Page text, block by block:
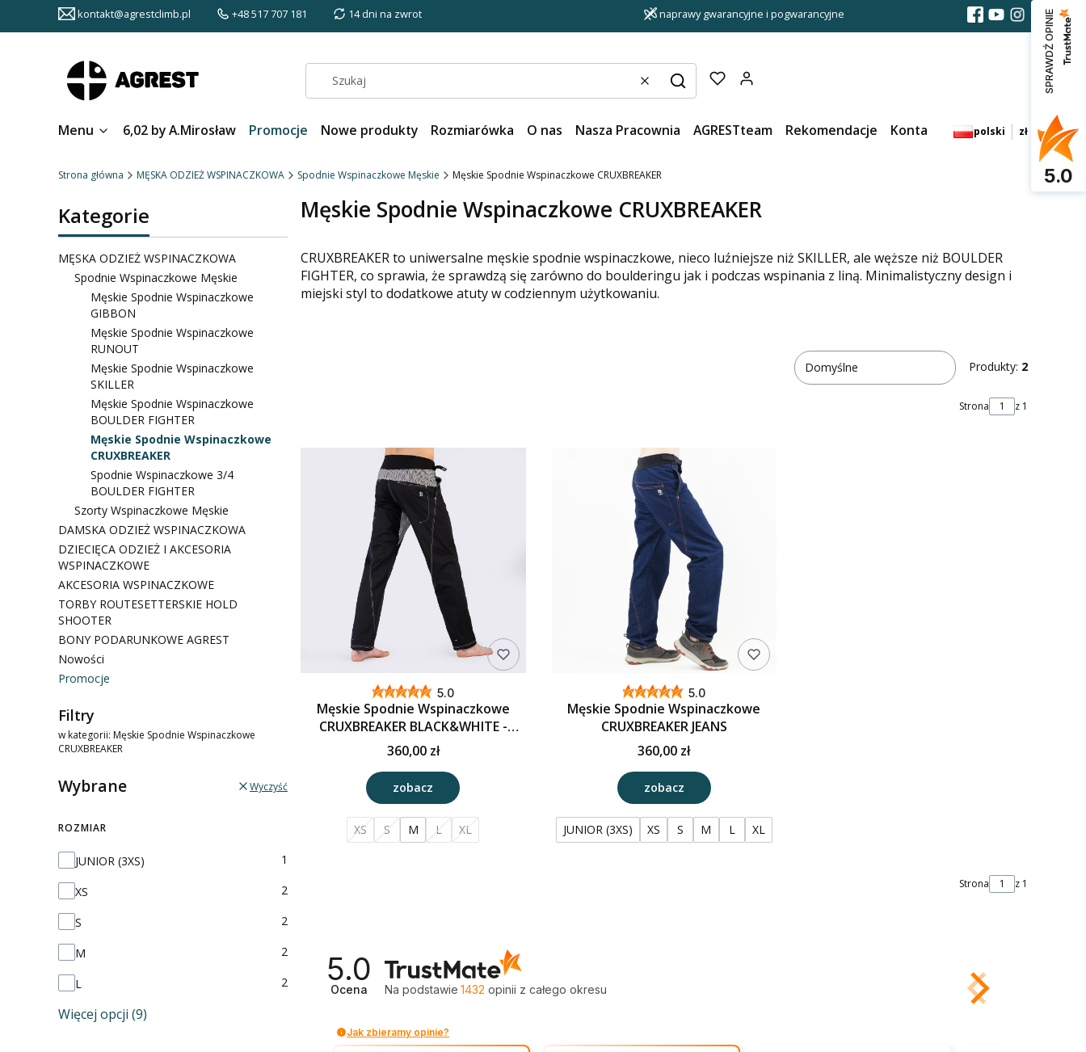
kontakt@agrestclimb.pl +48 517 707 181 14 dni na zwrot naprawy gwarancyjne i pogwarancyjne
WyczyśćSzukaj
Menu 6,02 by A.Mirosław Promocje Nowe produkty Rozmiarówka O nas Nasza Pracownia AGRESTteam Rekomendacje Kontakt polski zł
Strona główna MĘSKA ODZIEŻ WSPINACZKOWA Spodnie Wspinaczkowe Męskie Męskie Spodnie Wspinaczkowe CRUXBREAKER
Kategorie
MĘSKA ODZIEŻ WSPINACZKOWA
Spodnie Wspinaczkowe Męskie
Męskie Spodnie Wspinaczkowe
GIBBON
Męskie Spodnie Wspinaczkowe
RUNOUT
Męskie Spodnie Wspinaczkowe
SKILLER
Męskie Spodnie Wspinaczkowe
BOULDER FIGHTER
Męskie Spodnie Wspinaczkowe
CRUXBREAKER
Spodnie Wspinaczkowe 3/4
BOULDER FIGHTER
Szorty Wspinaczkowe Męskie
DAMSKA ODZIEŻ WSPINACZKOWA
DZIECIĘCA ODZIEŻ I AKCESORIA
WSPINACZKOWE
AKCESORIA WSPINACZKOWE
TORBY ROUTESETTERSKIE HOLD
SHOOTER
BONY PODARUNKOWE AGREST
Nowości
Promocje
Filtry
w kategorii: Męskie Spodnie Wspinaczkowe
CRUXBREAKER
Wybrane Wyczyść
ROZMIAR
Rozmiar
JUNIOR (3XS) 1
XS 2
S 2
M 2
L 2
Więcej opcji (9)
Męskie Spodnie Wspinaczkowe CRUXBREAKER
CRUXBREAKER to uniwersalne męskie spodnie wspinaczkowe, nieco luźniejsze niż SKILLER, ale węższe niż BOULDER
FIGHTER, co sprawia, że sprawdzą się zarówno do boulderingu jak i podczas wspinania z liną. Minimalistyczny design i
miejski styl to dodatkowe atuty w codziennym użytkowaniu.
Domyślne Produkty: 2
Strona z 1
5.0
Męskie Spodnie Wspinaczkowe
CRUXBREAKER BLACK&WHITE -
edycja limitowana
360,00 zł
zobacz
XS S M L XL
5.0
Męskie Spodnie Wspinaczkowe
CRUXBREAKER JEANS
360,00 zł
zobacz
JUNIOR (3XS) XS S M L XL
Strona z 1
5.0
Ocena Na podstawie 1432 opinii z całego okresu
Jak zbieramy opinie?
SPRAWDŹ OPINIE
5.0